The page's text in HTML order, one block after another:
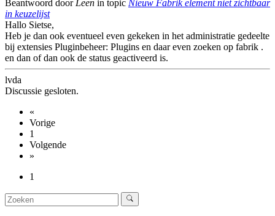
Beantwoord door Leen in topic Nieuw Fabrik element niet zichtbaar
in keuzelijst
Hallo Sietse,
Heb je dan ook eventueel even gekeken in het administratie gedeelte
bij extensies Pluginbeheer: Plugins en daar even zoeken op fabrik .
en dan of dan ook de status geactiveerd is.
lvda
Discussie gesloten.
«
Vorige
1
Volgende
»
1